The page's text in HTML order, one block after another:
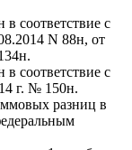
соответствие с
N 88н, от
соответствие с
г. № 150н.
разниц в